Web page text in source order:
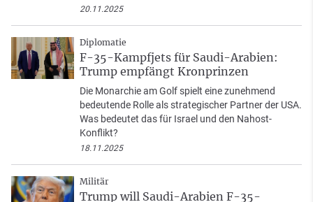
20.11.2025
Diplomatie
F-35-Kampfjets für Saudi-Arabien:
Trump empfängt Kronprinzen
Die Monarchie am Golf spielt eine zunehmend
bedeutende Rolle als strategischer Partner der USA.
Was bedeutet das für Israel und den Nahost-
Konflikt?
18.11.2025
Militär
Trump will Saudi-Arabien F-35-